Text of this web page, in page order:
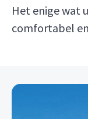
Het enige wat
comfortabel